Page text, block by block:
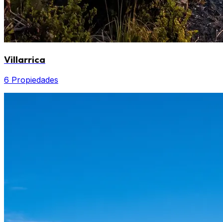
Villarrica
6 Propiedades